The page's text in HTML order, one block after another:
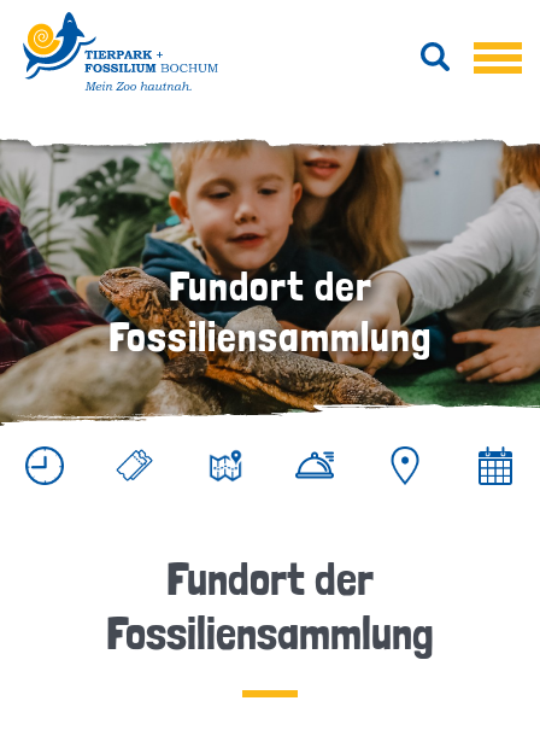
Fundort der
Fossiliensammlung
Fundort der
Fossiliensammlung